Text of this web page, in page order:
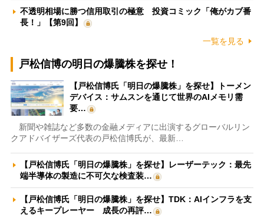
不透明相場に勝つ信用取引の極意 投資コミック「俺がカブ番
長！」【第9回】
一覧を見る
戸松信博の明日の爆騰株を探せ！
【戸松信博氏「明日の爆騰株」を探せ】トーメン
デバイス：サムスンを通じて世界のAIメモリ需
要…
新聞や雑誌など多数の金融メディアに出演するグローバルリン
クアドバイザーズ代表の戸松信博氏が、最新…
【戸松信博氏「明日の爆騰株」を探せ】レーザーテック：最先
端半導体の製造に不可欠な検査装…
【戸松信博氏「明日の爆騰株」を探せ】TDK：AIインフラを支
えるキープレーヤー 成長の再評…